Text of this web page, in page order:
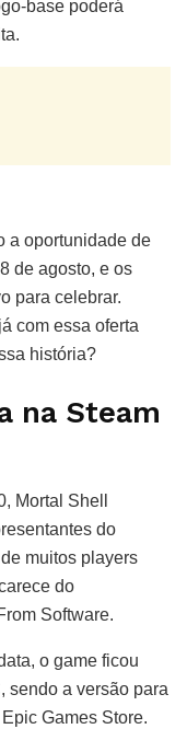
base poderá
a oportunidade de
de agosto, e os
para celebrar.
com essa oferta
história?
na Steam
Mortal Shell
do
muitos players
do
Software.
o game ficou
sendo a versão para
Games Store.